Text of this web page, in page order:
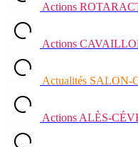
Actions
Actions
Actualités SALON-
Actions ALÈS-